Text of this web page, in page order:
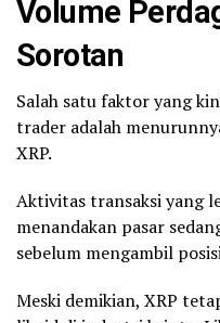
Volume
Sorotan
Salah satu faktor yang
trader adalah
XRP.
Aktivitas transaksi yang
menandakan pasar
sebelum mengambil
Meski demikian, XRP